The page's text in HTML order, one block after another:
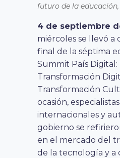
futuro de la
4 de septiembre
miércoles se llevó a
final de la séptima
Summit País Digital:
Transformación
Transformación
ocasión,
internacionales y
gobierno se
en el mercado del
de la tecnología y a